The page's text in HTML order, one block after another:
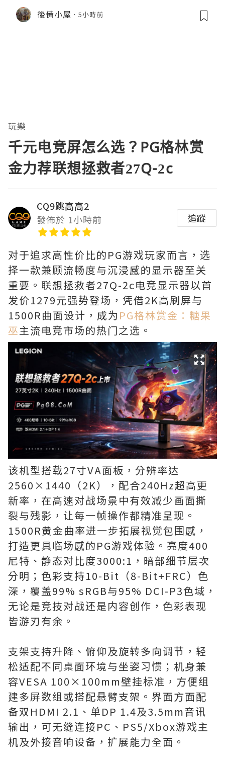
後備小屋 5小時前
玩樂
千元电竞屏怎么选？PG格林赏
金力荐联想拯救者27Q-2c
CQ9跳高高2
發佈於 1小時前
追蹤
对于追求高性价比的PG游戏玩家而言，选
择一款兼顾流畅度与沉浸感的显示器至关
重要。联想拯救者27Q-2c电竞显示器以首
发价1279元强势登场，凭借2K高刷屏与
1500R曲面设计，成为 PG格林赏金：糖果
巫主流电竞市场的热门之选。
该机型搭载27寸VA面板，分辨率达
2560×1440（2K），配合240Hz超高更
新率，在高速对战场景中有效减少画面撕
裂与残影，让每一帧操作都精准呈现。
1500R黄金曲率进一步拓展视觉包围感，
打造更具临场感的PG游戏体验。亮度400
尼特、静态对比度3000:1，暗部细节层次
分明；色彩支持10-Bit（8-Bit+FRC）色
深，覆盖99% sRGB与95% DCI-P3色域，
无论是竞技对战还是内容创作，色彩表现
皆游刃有余。
支架支持升降、俯仰及旋转多向调节，轻
松适配不同桌面环境与坐姿习惯；机身兼
容VESA 100×100mm壁挂标准，方便组
建多屏数组或搭配悬臂支架。界面方面配
备双HDMI 2.1、单DP 1.4及3.5mm音讯
输出，可无缝连接PC、PS5/Xbox游戏主
机及外接音响设备，扩展能力全面。